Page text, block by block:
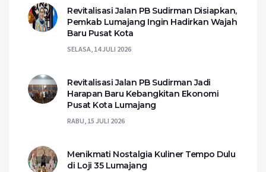
Revitalisasi Jalan PB Sudirman Disiapkan,
Pemkab Lumajang Ingin Hadirkan Wajah
Baru Pusat Kota
SELASA, 14 JULI 2026
Revitalisasi Jalan PB Sudirman Jadi
Harapan Baru Kebangkitan Ekonomi
Pusat Kota Lumajang
RABU, 15 JULI 2026
Menikmati Nostalgia Kuliner Tempo Dulu
di Loji 35 Lumajang